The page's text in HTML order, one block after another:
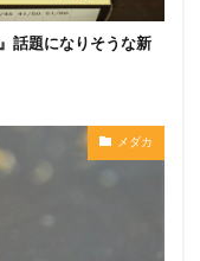
話題になりそうな新
メダカ